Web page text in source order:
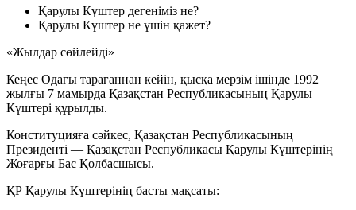
Қарулы Күштер дегеніміз не?
Қарулы Күштер не үшін қажет?
«Жылдар сөйлейді»
Кеңес Одағы тарағаннан кейін, қысқа мерзім ішінде 1992
жылғы 7 мамырда Қазақстан Республикасының Қарулы
Күштері құрылды.
Конституцияға сәйкес, Қазақстан Республикасының
Президенті — Қазақстан Республикасы Қарулы Күштерінің
Жоғарғы Бас Қолбасшысы.
ҚР Қарулы Күштерінің басты мақсаты: